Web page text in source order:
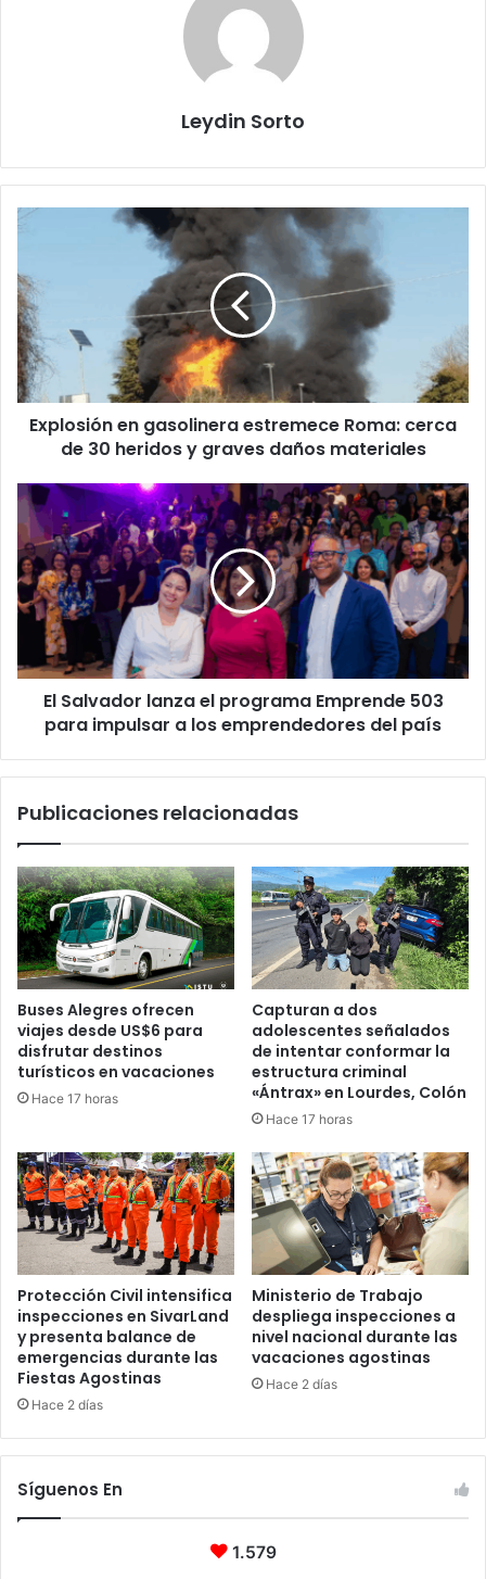
Leydin Sorto
Explosión
estremece
Roma:
cerca
de
30
heridos
materiales
Explosión en gasolinera estremece Roma: cerca
de 30 heridos y graves daños materiales
El
Salvador
lanza
el
programa
Emprende
para
impulsar
El Salvador lanza el programa Emprende 503
para impulsar a los emprendedores del país
Publicaciones relacionadas
Buses Alegres ofrecen
viajes desde US$6 para
disfrutar destinos
turísticos en vacaciones
Hace 17 horas
Capturan a dos
adolescentes señalados
de intentar conformar la
estructura criminal
«Ántrax» en Lourdes, Colón
Hace 17 horas
Protección Civil intensifica
inspecciones en SivarLand
y presenta balance de
emergencias durante las
Fiestas Agostinas
Hace 2 días
Ministerio de Trabajo
despliega inspecciones a
nivel nacional durante las
vacaciones agostinas
Hace 2 días
Síguenos En
1.579